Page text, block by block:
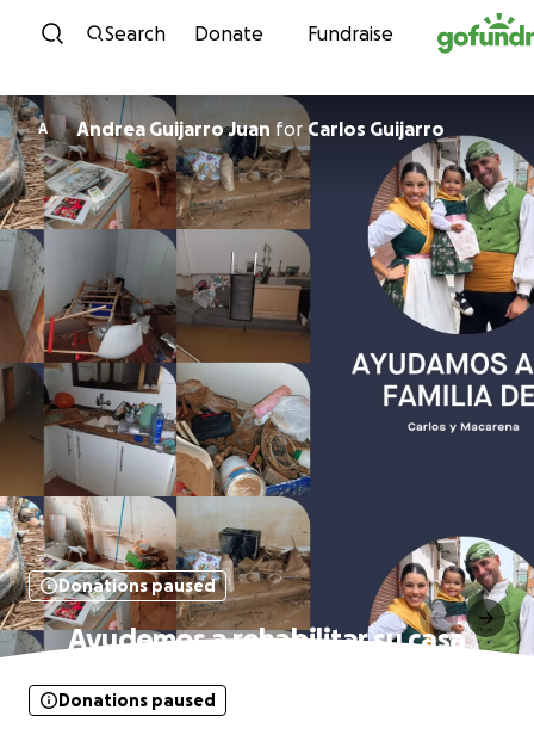
Skip to content
Search Donate Fundraise
A Andrea Guijarro Juan forCarlos Guijarro
Donations paused
Ayudemos a rehabilitar su casa
Donations paused